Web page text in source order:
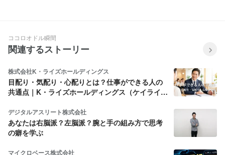
ココロオドル瞬間
関連するストーリー
株式会社K・ライズホールディングス
目配り・気配り・心配りとは？仕事ができる人の
共通点｜K・ライズホールディングス（ケイライ
デジタルアスリート株式会社
あなたは右脳派？左脳派？腕と手の組み方で思考
の癖を学ぶ
マイクロベース株式会社